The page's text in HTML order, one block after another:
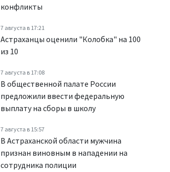
конфликты
7 августа в 17:21
Астраханцы оценили "Колобка" на 100
из 10
7 августа в 17:08
В общественной палате России
предложили ввести федеральную
выплату на сборы в школу
7 августа в 15:57
В Астраханской области мужчина
признан виновным в нападении на
сотрудника полиции